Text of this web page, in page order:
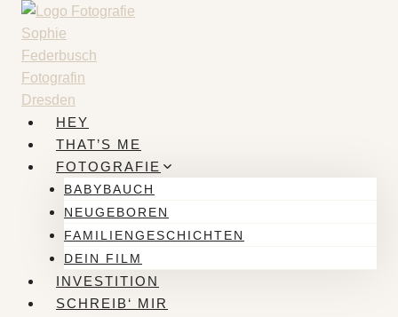
Zum
Inhalt
springen
HEY
THAT’S ME
FOTOGRAFIE
BABYBAUCH
NEUGEBOREN
FAMILIENGESCHICHTEN
DEIN FILM
INVESTITION
SCHREIB‘ MIR